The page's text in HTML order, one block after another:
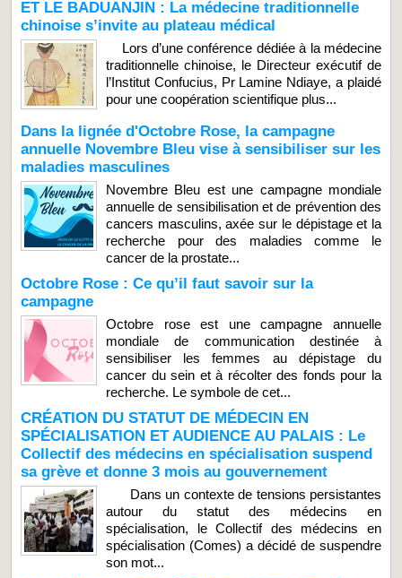
ET LE BADUANJIN : La médecine traditionnelle
chinoise s’invite au plateau médical
Lors d’une conférence dédiée à la médecine
traditionnelle chinoise, le Directeur exécutif de
l’Institut Confucius, Pr Lamine Ndiaye, a plaidé
pour une coopération scientifique plus...
Dans la lignée d'Octobre Rose, la campagne
annuelle Novembre Bleu vise à sensibiliser sur les
maladies masculines
Novembre Bleu est une campagne mondiale
annuelle de sensibilisation et de prévention des
cancers masculins, axée sur le dépistage et la
recherche pour des maladies comme le
cancer de la prostate...
Octobre Rose : Ce qu’il faut savoir sur la
campagne
Octobre rose est une campagne annuelle
mondiale de communication destinée à
sensibiliser les femmes au dépistage du
cancer du sein et à récolter des fonds pour la
recherche. Le symbole de cet...
CRÉATION DU STATUT DE MÉDECIN EN
SPÉCIALISATION ET AUDIENCE AU PALAIS : Le
Collectif des médecins en spécialisation suspend
sa grève et donne 3 mois au gouvernement
Dans un contexte de tensions persistantes
autour du statut des médecins en
spécialisation, le Collectif des médecins en
spécialisation (Comes) a décidé de suspendre
son mot...